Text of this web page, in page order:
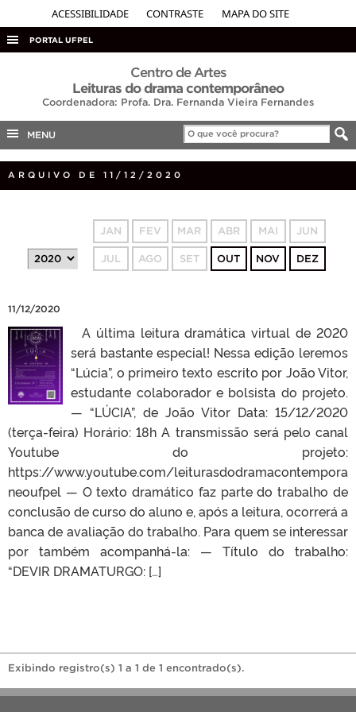
ACESSIBILIDADE CONTRASTE MAPA DO SITE
PORTAL UFPEL
ACESSO À INFORMAÇÃO
AUDITORIA
COBALTO
CONCURSOS
EDITAIS
PORTARIAS
Centro de Artes
Leituras do drama contemporâneo
Coordenadora: Profa. Dra. Fernanda Vieira Fernandes
MENU
ARQUIVO DE 11/12/2020
JAN FEV MAR ABR MAI JUN
JUL AGO SET OUT NOV DEZ
11/12/2020
A última leitura dramática virtual de 2020
será bastante especial! Nessa edição leremos
“Lúcia”, o primeiro texto escrito por João Vitor,
estudante colaborador e bolsista do projeto.
— “LÚCIA”, de João Vitor Data: 15/12/2020
(terça-feira) Horário: 18h A transmissão será pelo canal
Youtube do projeto:
https://www.youtube.com/leiturasdodramacontempora
neoufpel — O texto dramático faz parte do trabalho de
conclusão de curso do aluno e, após a leitura, ocorrerá a
banca de avaliação do trabalho. Para quem se interessar
por também acompanhá-la: — Título do trabalho:
“DEVIR DRAMATURGO: […]
Exibindo registro(s) 1 a 1 de 1 encontrado(s).